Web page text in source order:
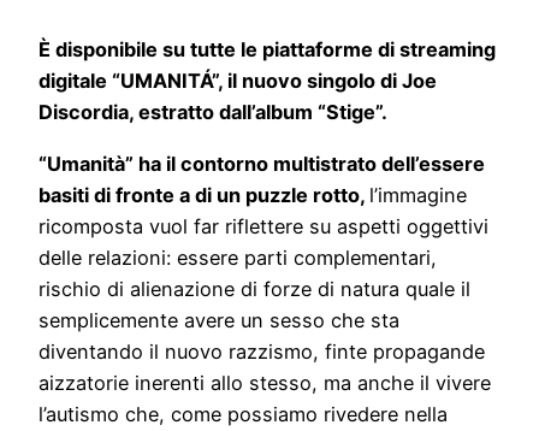
È disponibile su tutte le piattaforme di streaming
digitale “UMANITÁ”, il nuovo singolo di Joe
Discordia, estratto dall’album “Stige”.
“Umanità” ha il contorno multistrato dell’essere
basiti di fronte a di un puzzle rotto, l’immagine
ricomposta vuol far riflettere su aspetti oggettivi
delle relazioni: essere parti complementari,
rischio di alienazione di forze di natura quale il
semplicemente avere un sesso che sta
diventando il nuovo razzismo, finte propagande
aizzatorie inerenti allo stesso, ma anche il vivere
l’autismo che, come possiamo rivedere nella